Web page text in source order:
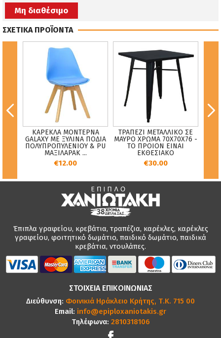
Μη διαθέσιμο
ΣΧΕΤΙΚΑ ΠΡΟΪΟΝΤΑ
ΚΑΡΕΚΛΑ ΜΟΝΤΕΡΝΑ
GALAXY ΜΕ ΞΥΛΙΝΑ ΠΟΔΙΑ
ΠΟΛΥΠΡΟΠΥΛΕΝΙΟΥ & PU
ΜΑΞΙΛΑΡΑΚ ...
€12.00
ΤΡΑΠΕΖΙ ΜΕΤΑΛΛΙΚΟ ΣΕ
ΜΑΥΡΟ ΧΡΩΜΑ 70X70X76 -
ΤΟ ΠΡΟΙΟΝ ΕΙΝΑΙ
ΕΚΘΕΣΙΑΚΟ
€30.00
Έπιπλα γραφείου, κρεβάτια, τραπέζια, καρέκλες, καρέκλες
γραφείου, φοιτητικό δωμάτιο, παιδικό δωμάτιο, παιδικά
κρεβάτια, ντουλάπες.
ΣΤΟΙΧΕΙΑ ΕΠΙΚΟΙΝΩΝΙΑΣ
Διεύθυνση: Φοινικιά Ηράκλειο Κρήτης, Τ.Κ. 715 00
Email: info@epiploxaniotakis.gr
Τηλέφωνα: 2810318106